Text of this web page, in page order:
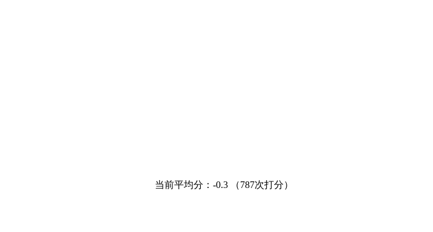
当前平均分： -0.3 （787次打分）